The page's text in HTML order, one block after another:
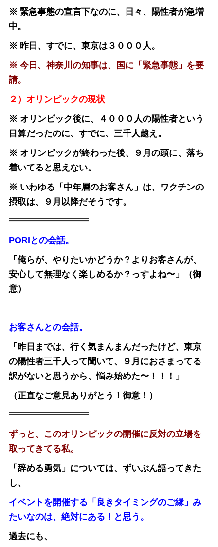
※ 緊急事態の宣言下なのに、日々、陽性者が急増
中。
※ 昨日、すでに、東京は３０００人。
※ 今日、神奈川の知事は、国に「緊急事態」を要
請。
２）オリンピックの現状
※ オリンピック後に、４０００人の陽性者という
目算だったのに、すでに、三千人越え。
※ オリンピックが終わった後、９月の頭に、落ち
着いてると思えない。
※ いわゆる「中年層のお客さん」は、ワクチンの
摂取は、９月以降だそうです。
PORIとの会話。
「俺らが、やりたいかどうか？よりお客さんが、
安心して無理なく楽しめるか？っすよね〜」（御
意）
お客さんとの会話。
「昨日までは、行く気まんまんだったけど、東京
の陽性者三千人って聞いて、９月におさまってる
訳がないと思うから、悩み始めた〜！！！」
（正直なご意見ありがとう！御意！）
ずっと、このオリンピックの開催に反対の立場を
取ってきてる私。
「辞める勇気」については、ずいぶん語ってきた
し、
イベントを開催する「良きタイミングのご縁」み
たいなのは、絶対にある！と思う。
過去にも、